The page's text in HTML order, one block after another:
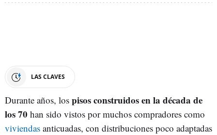
LAS CLAVES
Durante años, los pisos construidos en la década de
los 70 han sido vistos por muchos compradores como
viviendas anticuadas, con distribuciones poco adaptadas